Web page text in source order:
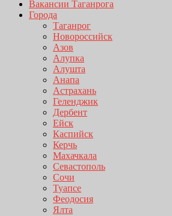
Вакансии Таганрога
Города
Таганрог
Новороссийск
Азов
Алупка
Алушта
Анапа
Астрахань
Геленджик
Дербент
Ейск
Каспийск
Керчь
Махачкала
Севастополь
Сочи
Туапсе
Феодосия
Ялта